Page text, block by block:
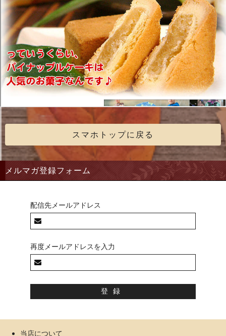
スマホトップに戻る
メルマガ登録フォーム
配信先メールアドレス
再度メールアドレスを入力
当店について